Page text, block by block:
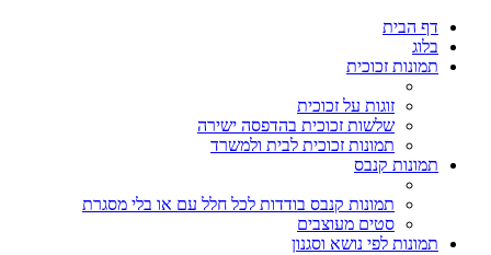
דף הבית
בלוג
תמונות זכוכית
זוגות על זכוכית
שלשות זכוכית בהדפסה ישירה
תמונות זכוכית לבית ולמשרד
תמונות קנבס
תמונות קנבס בודדות לכל חלל עם או בלי מסגרת
סטים מעוצבים
תמונות לפי נושא וסגנון